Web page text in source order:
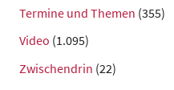
Termine und Themen (355)
Video (1.095)
Zwischendrin (22)